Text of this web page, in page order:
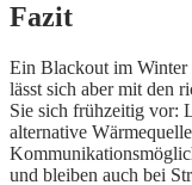
Fazit
Ein Blackout im Winter
lässt sich aber mit den
Sie sich frühzeitig vor:
alternative
und bleiben auch bei